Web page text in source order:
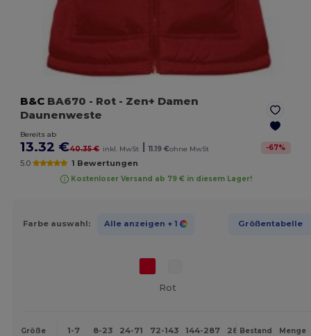
B&C BA670 - Rot - Zen+ Damen
Daunenweste
Bereits ab
13.32 €40.35 € inkl. MwSt | 11.19 €ohne MwSt -67%
5.0 1 Bewertungen
Kostenloser Versand ab 79 € in diesem Lager!
Farbe auswahl: Alle anzeigen + 1 Größentabelle
Rot
Größe 1-7 8-23 24-71 72-143 144-287 288 + Mehr
Bestand Menge